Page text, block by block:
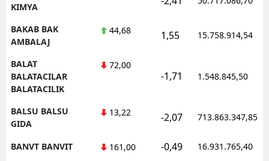
KIMYA
BAKAB BAK
AMBALAJ
44,68 1,55 15.758.914,54
BALAT
BALATACILAR
BALATACILIK
72,00
-1,71 1.548.845,50
BALSU BALSU
GIDA
13,22 -2,07 713.863.347,85
BANVT BANVIT 161,00 -0,49 16.931.765,40